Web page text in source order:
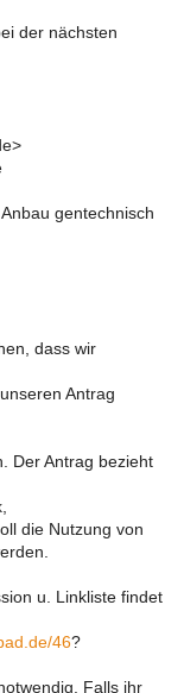
der nächsten
gentechnisch
dass wir
Antrag
Der Antrag bezieht
die Nutzung von
u. Linkliste findet
46?
Falls ihr